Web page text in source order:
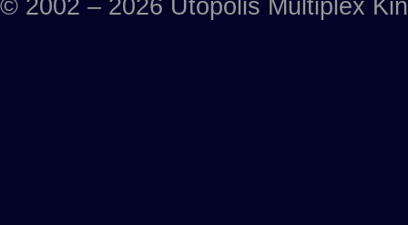
© 2002 – 2026 Utopolis Multiplex